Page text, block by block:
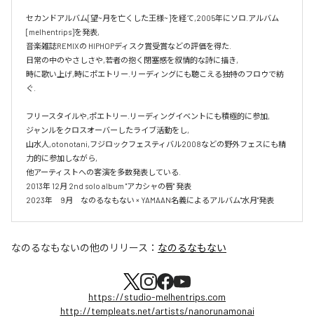
セカンドアルバム[望~月を亡くした王様~]を経て,2005年にソロ.アルバム
[melhentrips]を発表,
音楽雑誌REMIXの HIPHOPディスク賞受賞などの評価を得た.
日常の中のやさしさや,若者の抱く閉塞感を叙情的な詩に描き,
時に歌い上げ,時にポエトリー.リーディングにも聴こえる独特のフロウで紡
ぐ.
フリースタイルや,ポエトリー.リーディングイベントにも積極的に参加,
ジャンルをクロスオーバーしたライブ活動をし,
山水人,otonotani,フジロックフェスティバル2008などの野外フェスにも精
力的に参加しながら,
他アーティストへの客演を多数発表している.
2013年 12月 2nd solo album "アカシャの唇" 発表
2023年　9月　なのるなもない × YAMAAN名義によるアルバム"水月"発表
なのるなもないの他のリリース： なのるなもない
https://studio-melhentrips.com
http://templeats.net/artists/nanorunamonai